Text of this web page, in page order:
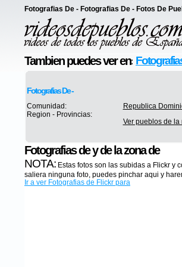
Fotografias De - Fotografias De - Fotos De
Tambien puedes ver en:
Fotografias De -
Comunidad:
Republica
Region - Provincias:
Ver pueblos de la
Fotografias de y de la zona de
NOTA: Estas fotos son las subidas a Flickr y
saliera ninguna foto, puedes pinchar aqui y
Ir a ver Fotografias de Flickr para